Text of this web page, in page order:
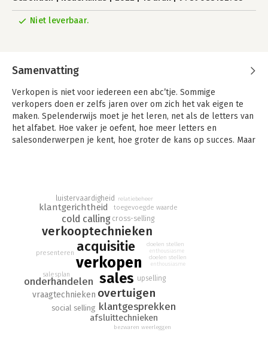
Niet leverbaar.
Samenvatting
Verkopen is niet voor iedereen een abc’tje. Sommige
verkopers doen er zelfs jaren over om zich het vak eigen te
maken. Spelenderwijs moet je het leren, net als de letters van
het alfabet. Hoe vaker je oefent, hoe meer letters en
salesonderwerpen je kent, hoe groter de kans op succes. Maar
Dit Sales-ABC is het enige en meest complete interactieve
praktijkboek dat alle salesonderwerpen behandelt. Letterlijk
van A tot Z: van Acquisitie tot Zakendoen. En alles wat
daartussen zit. Zoals de B van Beïnvloeden, over
overtuigingstechnieken, de I van Inventariseren met de
effectiefste vraagtechnieken en de O van Onderhandelen met
slimme tips om meer resultaat uit prijsonderhandelingen te
halen.
Dit boek is anders dan andere boeken over sales. Sales-ABC is
een echt doeboek. Het staat vol met commerciële inzichten,
nuttige tips, herkenbare voorbeelden en handige oefeningen,
verkopen
sales
acquisitie
verkooptechnieken
overtuigen
cold calling
klantgesprekken
afsluittechnieken
onderhandelen
social selling
vraagtechnieken
klantgerichtheid
luistervaardigheid
cross-selling
toegevoegde waarde
upselling
relatiebeheer
presenteren
salesplan
bezwaren weerleggen
doelen stellen
enthousiasme
doelen stellen
enthousiasme